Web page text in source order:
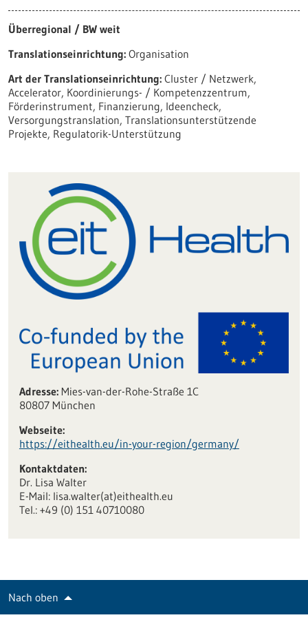
Überregional / BW weit
Translationseinrichtung: Organisation
Art der Translationseinrichtung: Cluster / Netzwerk,
Accelerator, Koordinierungs- / Kompetenzzentrum,
Förderinstrument, Finanzierung, Ideencheck,
Versorgungstranslation, Translationsunterstützende
Projekte, Regulatorik-Unterstützung
Adresse:Mies-van-der-Rohe-Straße 1C
80807 München
Webseite:
https:/‌/‌eithealth.eu/‌in-your-region/‌germany/‌
Kontaktdaten:
Dr. Lisa Walter
E-Mail: lisa.walter(at)eithealth.eu
Tel.: +49 (0) 151 40710080
Nach oben